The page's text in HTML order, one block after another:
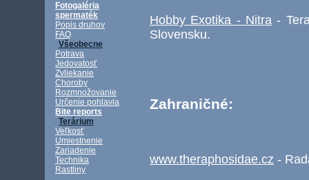
Fotogaléria
spermaték
Popis druhov
FAQ
Všeobecne
Potrava
Jedovatosť
Zvliekanie
Choroby
Rozmnožovanie
Určenie pohlavia
Bite reports
Terárium
Veľkosť
Umiestnenie
Zariadenie
Technika
Rastliny
Hobby Exotika - Nitra-
Slovensku.
Zahraničné:
www.theraphosidae.cz -